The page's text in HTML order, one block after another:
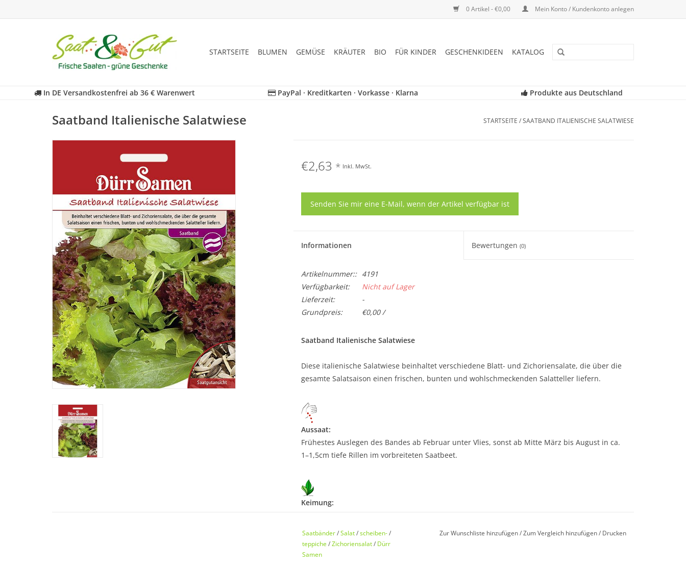
0 Artikel - €0,00 Mein Konto / Kundenkonto anlegen
STARTSEITE BLUMEN GEMÜSE KRÄUTER BIO FÜR KINDER GESCHENKIDEEN KATALOG
In DE Versandkostenfrei ab 36 € Warenwert PayPal · Kreditkarten · Vorkasse · Klarna Produkte aus Deutschland
Saatband Italienische Salatwiese STARTSEITE /SAATBAND ITALIENISCHE SALATWIESE
€2,63 * Inkl. MwSt.
Senden Sie mir eine E-Mail, wenn der Artikel verfügbar ist
Informationen Bewertungen(0)
Artikelnummer::
4191
Verfügbarkeit:
Nicht auf Lager
Lieferzeit:
-
Grundpreis:
€0,00 /
Saatband Italienische Salatwiese
Diese italienische Salatwiese beinhaltet verschiedene Blatt- und Zichoriensalate, die über die
gesamte Salatsaison einen frischen, bunten und wohlschmeckenden Salatteller liefern.
Aussaat:
Frühestes Auslegen des Bandes ab Februar unter Vlies, sonst ab Mitte März bis August in ca.
1–1,5cm tiefe Rillen im vorbreiteten Saatbeet.
Keimung:
Saatbänder/Salat/scheiben-/
teppiche /Zichoriensalat/ Dürr
Samen
Zur Wunschliste hinzufügen/Zum Vergleich hinzufügen/ Drucken